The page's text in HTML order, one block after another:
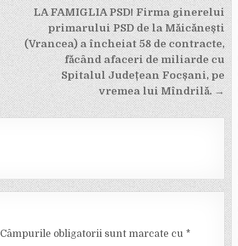
LA FAMIGLIA PSD! Firma ginerelui
primarului PSD de la Măicănești
(Vrancea) a încheiat 58 de contracte,
făcând afaceri de miliarde cu
Spitalul Județean Focșani, pe
vremea lui Mîndrilă. →
Câmpurile obligatorii sunt marcate cu *